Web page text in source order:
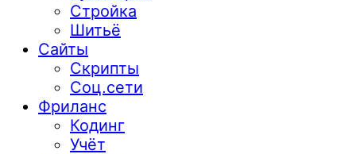
Стройка
Шитьё
Сайты
Скрипты
Соц.сети
Фриланс
Кодинг
Учёт